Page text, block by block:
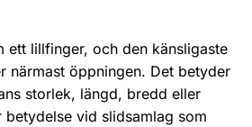
ett lillfinger, och den känsligaste
närmast öppningen. Det betyder
storlek, längd, bredd eller
vid slidsamlag som